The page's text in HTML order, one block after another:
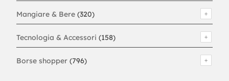
Mangiare & Bere (320)
Tecnologia & Accessori (158)
Borse shopper (796)